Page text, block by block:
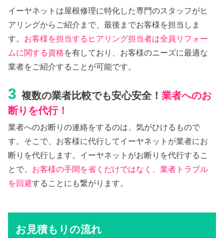
イーヤネットは屋根修理に特化した専門のスタッフがヒ
アリングからご紹介まで、最後までお客様を担当しま
す。 お客様を担当するヒアリング担当者は全員リフォー
ムに関する資格を有しており、お客様のニーズに最適な
業者をご紹介することが可能です。
3 複数の業者比較でも安心安全！業者へのお
断りを代行！
業者へのお断りの連絡をするのは、気がひけるもので
す。そこで、お客様に代行してイーヤネットが業者にお
断りを代行します。イーヤネットがお断りを代行するこ
とで、 お客様の手間を省くだけではなく、業者トラブル
を回避することにも繋がります。
お見積もりの流れ